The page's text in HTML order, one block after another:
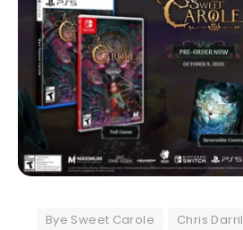
Bye Sweet Carole Chris Darril